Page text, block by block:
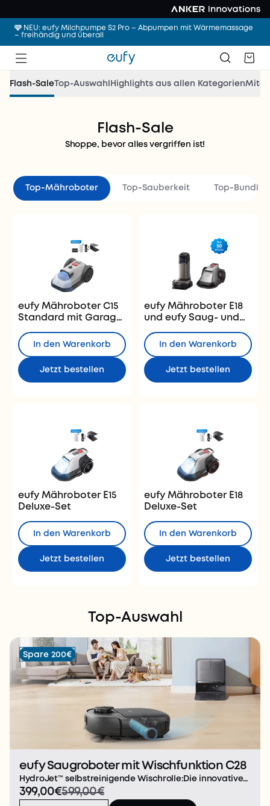
🩷 NEU: eufy Milchpumpe S2 Pro – Abpumpen mit Wärmemassage
– freihändig und überall
Urlaubsmodus: AN.
Bis zu 1.099€ Rabatt.
Deals für Sauberkeit
Flash-SaleTop-Auswahl Highlights aus allen Kategorien
Flash-Sale
Shoppe, bevor alles vergriffen ist!
Top‑Mähroboter Top‑Sauberkeit Top‑Bundles
eufy Mähroboter C15
Standard mit Garage
In den Warenkorb
Jetzt bestellen
eufy Mähroboter E18
und eufy Saug- und
HydroJet S2
In den Warenkorb
Jetzt bestellen
eufy Mähroboter E15
Deluxe-Set
In den Warenkorb
Jetzt bestellen
eufy Mähroboter E18
Deluxe-Set
In den Warenkorb
Jetzt bestellen
Top-Auswahl
Spare 200€
eufy Saugroboter mit Wischfunktion C28
HydroJet™ selbstreinigende Wischrolle:Die innovative
Wischrolle reinigt sich automatisch während der Fahrt
und sorgt für streifenfreie Ergebnisse ohne
399,00€599,00€